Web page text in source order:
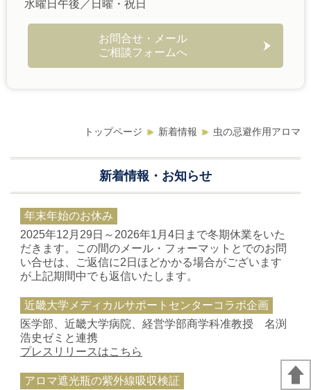
水曜日午後／日曜・祝日
お問合せ・メール
ご相談フォームへ
トップページ 新着情報 虫の忌避作用アロマ
新着情報・お知らせ
年末年始のお休み
2025年12月29日～2026年1月4日まで冬期休業をいた
だきます。この間のメール・フォーマットとでのお問
い合せは、ご返信に2日ほどかかる場合がございます
が上記期間中でも返信いたします。
近畿大学メディカルサポートセンターコラボ企画
医学部、近畿大学病院、経営学部商学科准教授 名渕
浩史ゼミと連携
プレスリリースはこちら
アロマ遮光瓶の紫外線吸収検証